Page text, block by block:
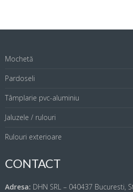
Mochetă
Pardoseli
Tâmplarie pvc-aluminiu
Jaluzele / rulouri
Rulouri exterioare
CONTACT
Adresa: DHN SRL – 040437 Bucuresti,